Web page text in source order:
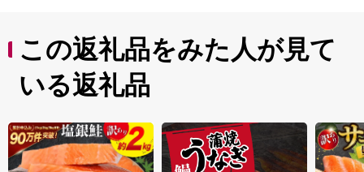
この返礼品をみた人が見て
いる返礼品